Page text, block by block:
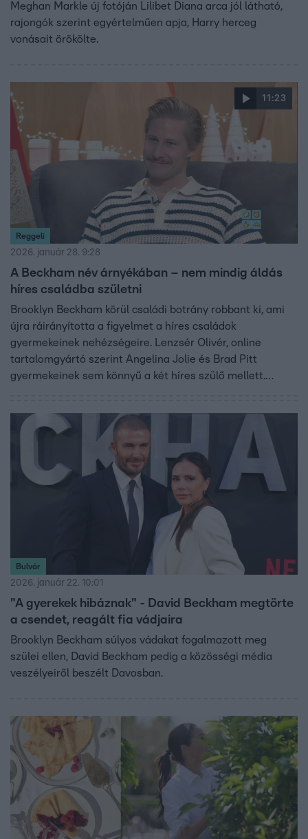
Meghan Markle új fotóján Lilibet Diana arca jól látható,
rajongók szerint egyértelműen apja, Harry herceg
vonásait örökölte.
11:23
Reggeli
2026. január 28. 9:28
A Beckham név árnyékában – nem mindig áldás
híres családba születni
Brooklyn Beckham körül családi botrány robbant ki, ami
újra ráirányította a figyelmet a híres családok
gyermekeinek nehézségeire. Lenzsér Olivér, online
tartalomgyártó szerint Angelina Jolie és Brad Pitt
gyermekeinek sem könnyű a két híres szülő mellett.
örökségnek megfelelni. Akár Harry herceg brit királyi
családból való kilépése, akár hollywoodi sztárcsemeték
lázadása, mind azt bizonyítja, hogy a híres név gyakran
több teher, mint áldás.
Bulvár
2026. január 22. 10:01
"A gyerekek hibáznak" - David Beckham megtörte
a csendet, reagált fia vádjaira
Brooklyn Beckham súlyos vádakat fogalmazott meg
szülei ellen, David Beckham pedig a közösségi média
veszélyeiről beszélt Davosban.